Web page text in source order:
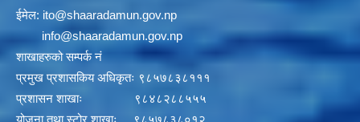
ईमेल: ito@shaaradamun.gov.np
info@shaaradamun.gov.np
शाखाहरुको सम्पर्क नं
प्रमुख प्रशासकिय अधिकृतः ९८५७८३८१११
प्रशासन शाखाः ९८४८२८८५५५
योजना तथा स्टोर शाखाः ९८५७८३८०१२